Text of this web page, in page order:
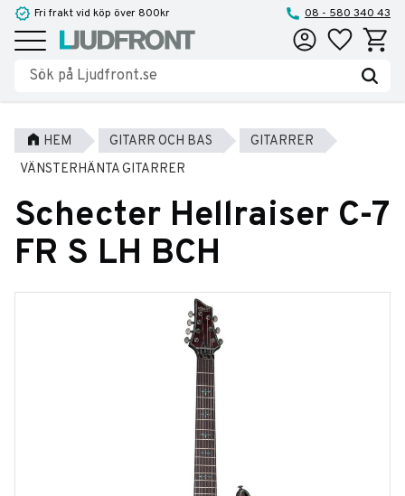
Meny
Fri frakt vid köp över 800kr 08 - 580 340 43
Favoriter
HEM GITARR OCH BAS
GITARRER
VÄNSTERHÄNTA GITARRER
Schecter Hellraiser C-7
FR S LH BCH